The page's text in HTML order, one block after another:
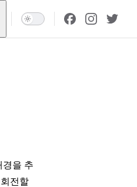
경을 추
전할